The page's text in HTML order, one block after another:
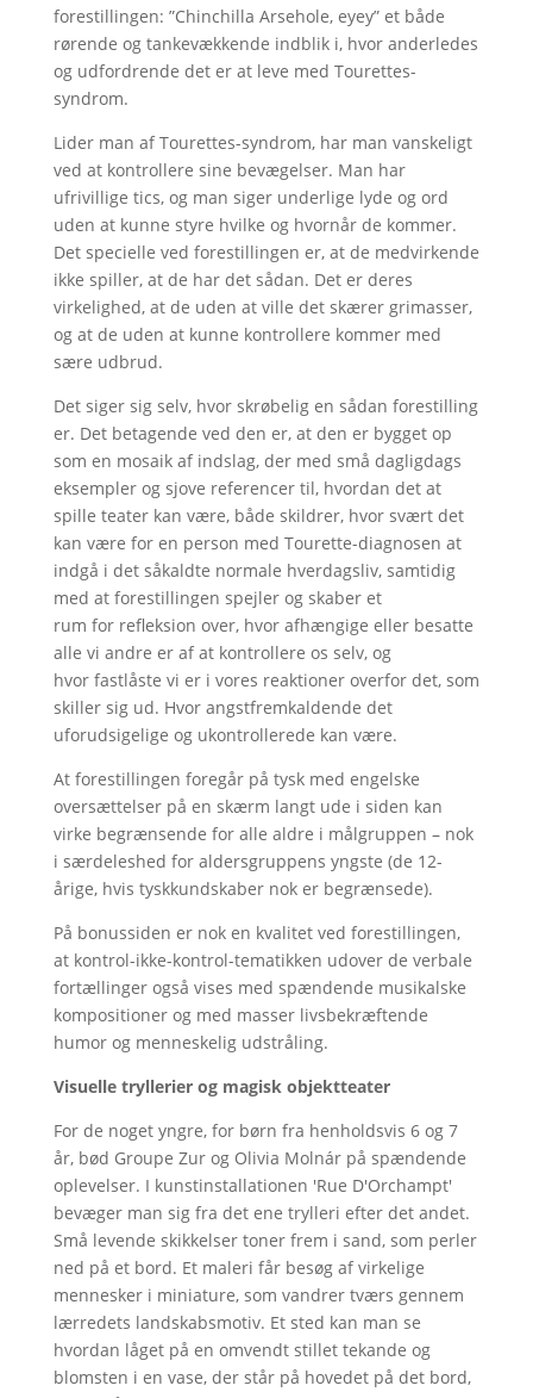
forestillingen: ”Chinchilla Arsehole, eyey” et både
rørende og tankevækkende indblik i, hvor anderledes
og udfordrende det er at leve med Tourettes-
syndrom.
Lider man af Tourettes-syndrom, har man vanskeligt
ved at kontrollere sine bevægelser. Man har
ufrivillige tics, og man siger underlige lyde og ord
uden at kunne styre hvilke og hvornår de kommer.
Det specielle ved forestillingen er, at de medvirkende
ikke spiller, at de har det sådan. Det er deres
virkelighed, at de uden at ville det skærer grimasser,
og at de uden at kunne kontrollere kommer med
sære udbrud.
Det siger sig selv, hvor skrøbelig en sådan forestilling
er. Det betagende ved den er, at den er bygget op
som en mosaik af indslag, der med små dagligdags
eksempler og sjove referencer til, hvordan det at
spille teater kan være, både skildrer, hvor svært det
kan være for en person med Tourette-diagnosen at
indgå i det såkaldte normale hverdagsliv, samtidig
med at forestillingen spejler og skaber et
rum for refleksion over, hvor afhængige eller besatte
alle vi andre er af at kontrollere os selv, og
hvor fastlåste vi er i vores reaktioner overfor det, som
skiller sig ud. Hvor angstfremkaldende det
uforudsigelige og ukontrollerede kan være.
At forestillingen foregår på tysk med engelske
oversættelser på en skærm langt ude i siden kan
virke begrænsende for alle aldre i målgruppen – nok
i særdeleshed for aldersgruppens yngste (de 12-
årige, hvis tyskkundskaber nok er begrænsede).
På bonussiden er nok en kvalitet ved forestillingen,
at kontrol-ikke-kontrol-tematikken udover de verbale
fortællinger også vises med spændende musikalske
kompositioner og med masser livsbekræftende
humor og menneskelig udstråling.
Visuelle tryllerier og magisk objektteater
For de noget yngre, for børn fra henholdsvis 6 og 7
år, bød Groupe Zur og Olivia Molnár på spændende
oplevelser. I kunstinstallationen 'Rue D'Orchampt'
bevæger man sig fra det ene trylleri efter det andet.
Små levende skikkelser toner frem i sand, som perler
ned på et bord. Et maleri får besøg af virkelige
mennesker i miniature, som vandrer tværs gennem
lærredets landskabsmotiv. Et sted kan man se
hvordan låget på en omvendt stillet tekande og
blomsten i en vase, der står på hovedet på det bord,